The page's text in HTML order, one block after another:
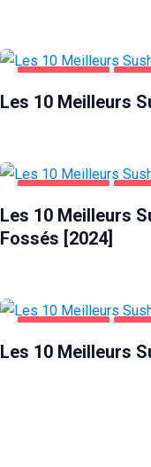
ALIMENTATION
Les 10 Meilleurs
ALIMENTATION
Les 10 Meilleurs
Fossés [2024]
ALIMENTATION
Les 10 Meilleurs